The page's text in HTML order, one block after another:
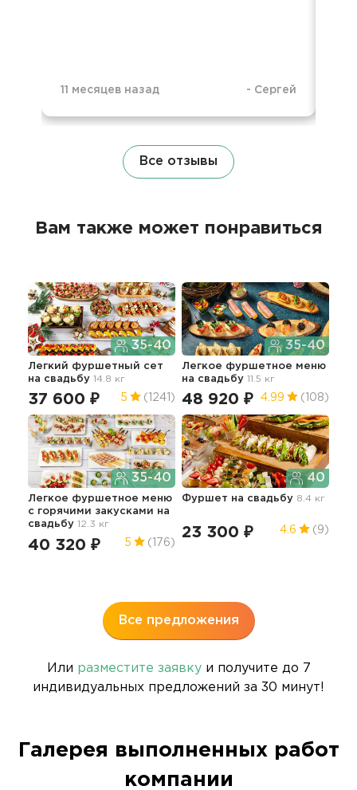
11 месяцев назад - Сергей
Все отзывы
Вам также может понравиться
35-40
Легкий фуршетный сет
на свадьбу 14.8 кг
37 600 ₽ 5 (1241)
35-40
Легкое фуршетное меню
на свадьбу 11.5 кг
48 920 ₽ 4.99 (108)
35-40
Легкое фуршетное меню
c горячими закусками на
свадьбу 12.3 кг
40 320 ₽ 5 (176)
40
Фуршет на свадьбу 8.4 кг
23 300 ₽ 4.6 (9)
Все предложения
Или разместите заявкуи получите до 7
индивидуальных предложений за 30 минут!
Галерея выполненных работ
компании